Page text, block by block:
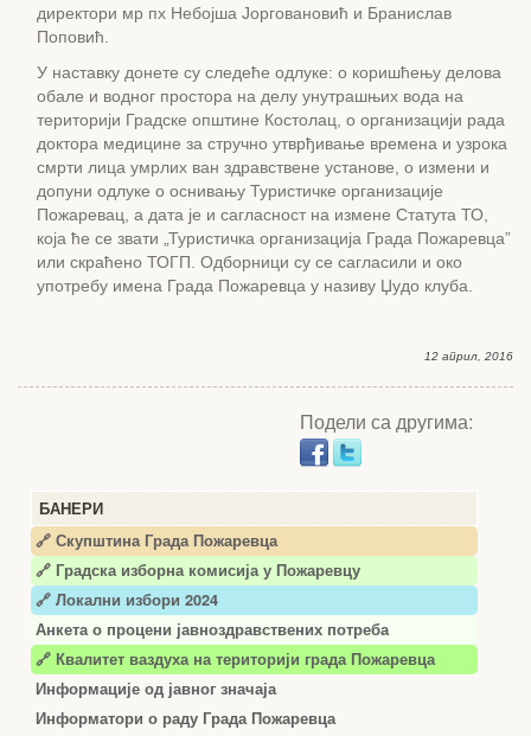
БАНЕРИ
🔗 Скупштина Града Пожаревца
🔗 Градска изборна комисија у Пожаревцу
🔗 Локални избори 2024
Анкета о процени јавноздравствених потреба
🔗 Квалитет ваздуха на територији града Пожаревца
Информације од јавног значаја
Информатори о раду Града Пожаревца
директори мр пх Небојша Јорговановић и Бранислав
Поповић.
У наставку донете су следеће одлуке: о коришћењу делова
обале и водног простора на делу унутрашњих вода на
територији Градске општине Костолац, о организацији рада
доктора медицине за стручно утврђивање времена и узрока
смрти лица умрлих ван здравствене установе, о измени и
допуни одлуке о оснивању Туристичке организације
Пожаревац, а дата је и сагласност на измене Статута ТО,
која ће се звати „Туристичка организација Града Пожаревца”
или скраћено ТОГП. Одборници су се сагласили и око
употребу имена Града Пожаревца у називу Џудо клуба.
12 април, 2016
Подели са другима: